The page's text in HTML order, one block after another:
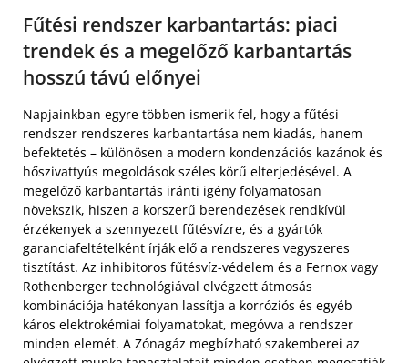
Fűtési rendszer karbantartás: piaci
trendek és a megelőző karbantartás
hosszú távú előnyei
Napjainkban egyre többen ismerik fel, hogy a fűtési
rendszer rendszeres karbantartása nem kiadás, hanem
befektetés – különösen a modern kondenzációs kazánok és
hőszivattyús megoldások széles körű elterjedésével. A
megelőző karbantartás iránti igény folyamatosan
növekszik, hiszen a korszerű berendezések rendkívül
érzékenyek a szennyezett fűtésvízre, és a gyártók
garanciafeltételként írják elő a rendszeres vegyszeres
tisztítást. Az inhibitoros fűtésvíz-védelem és a Fernox vagy
Rothenberger technológiával elvégzett átmosás
kombinációja hatékonyan lassítja a korróziós és egyéb
káros elektrokémiai folyamatokat, megóvva a rendszer
minden elemét. A Zónagáz megbízható szakemberei az